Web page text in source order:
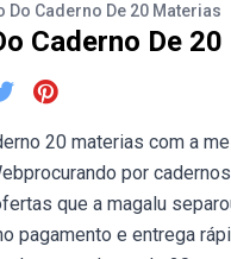
Do Caderno De 20 Materias
Caderno De
20 materias com a
por
que a magalu
pagamento e entrega